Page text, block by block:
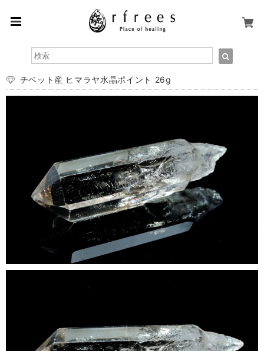
チベット産 ヒマラヤ水晶ポイント 26g